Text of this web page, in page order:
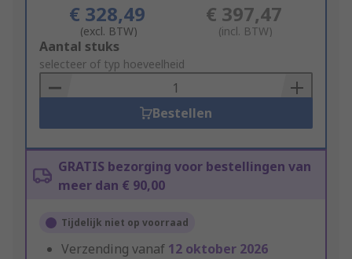
€ 328,49
(excl. BTW)
€ 397,47
(incl. BTW)
Add
to
Basket
Aantal stuks
selecteer of typ hoeveelheid
Bestellen
GRATIS bezorging voor bestellingen van
meer dan € 90,00
Tijdelijk niet op voorraad
Verzending vanaf 12 oktober 2026